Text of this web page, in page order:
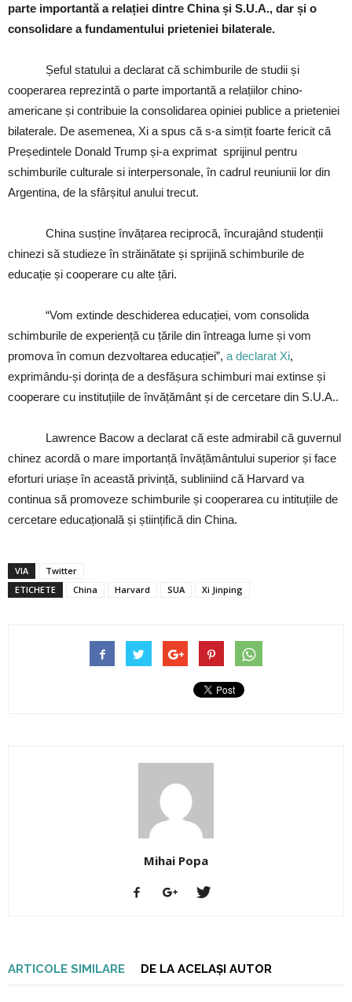
parte importantă a relației dintre China și S.U.A., dar și o
consolidare a fundamentului prieteniei bilaterale.
Șeful statului a declarat că schimburile de studii și
cooperarea reprezintă o parte importantă a relațiilor chino-
americane și contribuie la consolidarea opiniei publice a prieteniei
bilaterale. De asemenea, Xi a spus că s-a simțit foarte fericit că
Președintele Donald Trump și-a exprimat sprijinul pentru
schimburile culturale si interpersonale, în cadrul reuniunii lor din
Argentina, de la sfârșitul anului trecut.
China susține învățarea reciprocă, încurajând studenții
chinezi să studieze în străinătate și sprijină schimburile de
educație și cooperare cu alte țări.
“Vom extinde deschiderea educației, vom consolida
schimburile de experiență cu țările din întreaga lume și vom
promova în comun dezvoltarea educației”, a declarat Xi,
exprimându-și dorința de a desfășura schimburi mai extinse și
cooperare cu instituțiile de învățământ și de cercetare din S.U.A..
Lawrence Bacow a declarat că este admirabil că guvernul
chinez acordă o mare importanță învățământului superior și face
eforturi uriașe în această privință, subliniind că Harvard va
continua să promoveze schimburile și cooperarea cu intituțiile de
cercetare educațională și științifică din China.
VIA
Twitter
ETICHETE
China Harvard SUA Xi Jinping
Mihai Popa
ARTICOLE SIMILARE DE LA ACELAȘI AUTOR